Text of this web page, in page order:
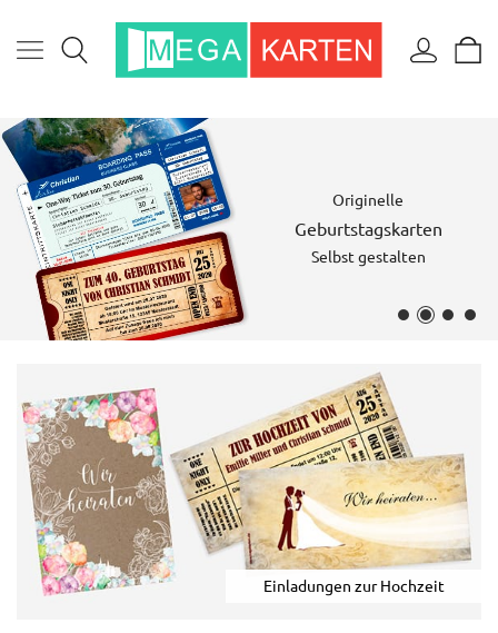
Originelle
Geburtstagskarten
Selbst gestalten
Einladungen zur Hochzeit